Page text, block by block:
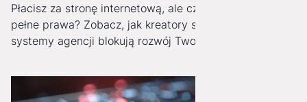
Płacisz za stronę internetową, ale czy masz do niej
pełne prawa? Zobacz, jak kreatory stron i zamknięte
systemy agencji blokują rozwój Twojej firmy i jak